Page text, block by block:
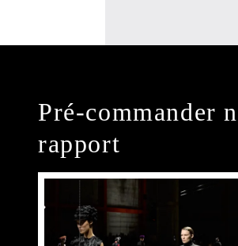
Pré-commander
rapport